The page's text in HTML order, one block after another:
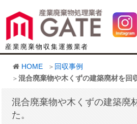
産業廃棄物収集運搬業者
HOME
回収事例
混合廃棄物や木くずの建築廃材を回
混合廃棄物や木くずの建築廃
た。